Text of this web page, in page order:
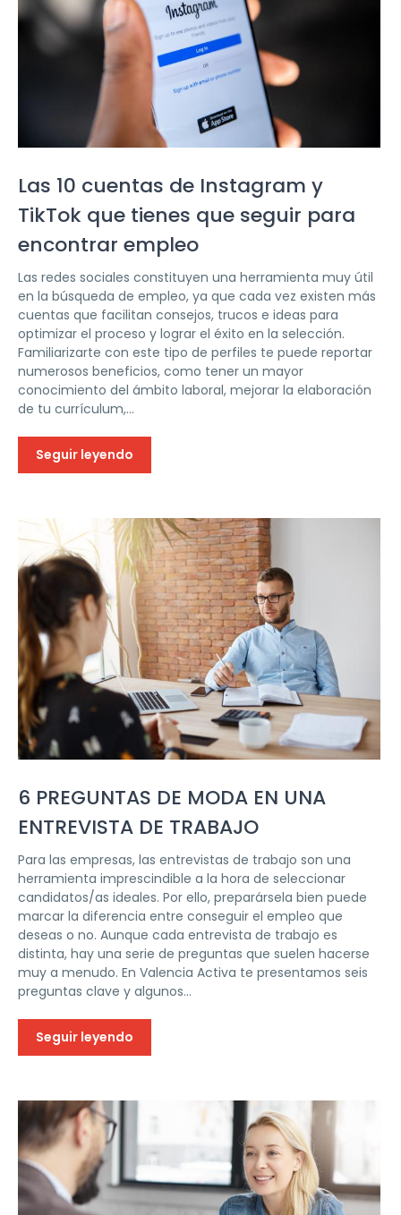
Las 10 cuentas de Instagram y
TikTok que tienes que seguir para
encontrar empleo
Las redes sociales constituyen una herramienta muy útil
en la búsqueda de empleo, ya que cada vez existen más
cuentas que facilitan consejos, trucos e ideas para
optimizar el proceso y lograr el éxito en la selección.
Familiarizarte con este tipo de perfiles te puede reportar
numerosos beneficios, como tener un mayor
conocimiento del ámbito laboral, mejorar la elaboración
de tu currículum,...
Seguir leyendo
6 PREGUNTAS DE MODA EN UNA
ENTREVISTA DE TRABAJO
Para las empresas, las entrevistas de trabajo son una
herramienta imprescindible a la hora de seleccionar
candidatos/as ideales. Por ello, preparársela bien puede
marcar la diferencia entre conseguir el empleo que
deseas o no. Aunque cada entrevista de trabajo es
distinta, hay una serie de preguntas que suelen hacerse
muy a menudo. En Valencia Activa te presentamos seis
preguntas clave y algunos...
Seguir leyendo